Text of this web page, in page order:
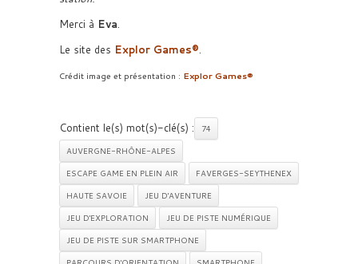
Merci à Eva.
Le site des Explor Games®.
Crédit image et présentation : Explor Games®
Contient le(s) mot(s)-clé(s) :
74
AUVERGNE-RHÔNE-ALPES
ESCAPE GAME EN PLEIN AIR
FAVERGES-SEYTHENEX
HAUTE SAVOIE
JEU D'AVENTURE
JEU D'EXPLORATION
JEU DE PISTE NUMÉRIQUE
JEU DE PISTE SUR SMARTPHONE